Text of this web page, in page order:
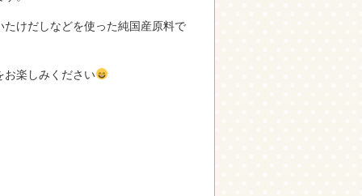
けだしなどを使った純国産原料で
お楽しみください